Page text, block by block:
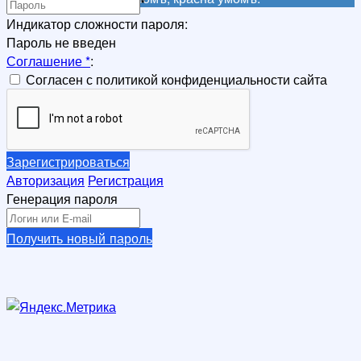
*
Индикатор сложности пароля:
Пароль не введен
Соглашение*:
Согласен с политикой конфиденциальности сайта
Зарегистрироваться
Авторизация Регистрация
Генерация пароля
Получить новый пароль